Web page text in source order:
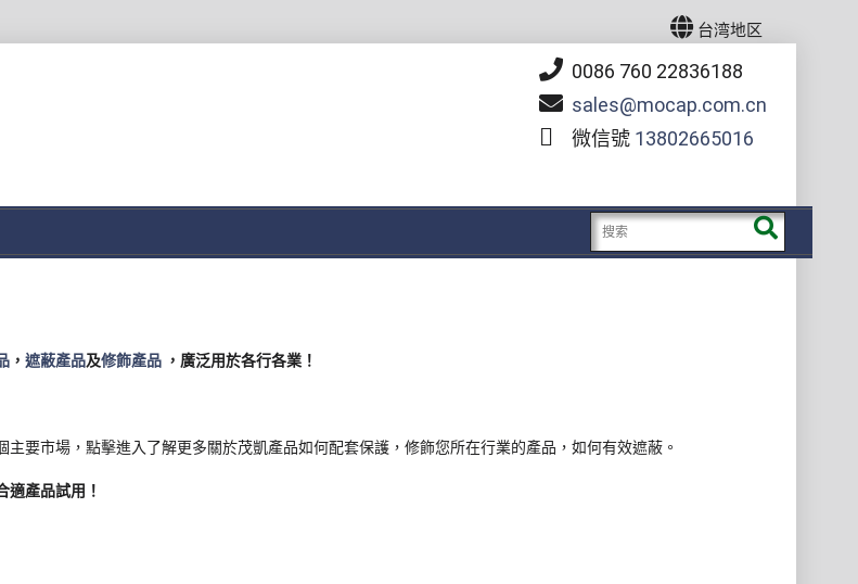
台湾地区
0086 760 22836188
sales
mocap.com.cn
微信號 13802665016
， 遮蔽產品及修飾產品，廣泛用於各行各業！
主要市場，點擊進入了解更多關於茂凱產品如何配套保護，修飾您所在行業的產品，如何有效遮蔽。
適產品試用！